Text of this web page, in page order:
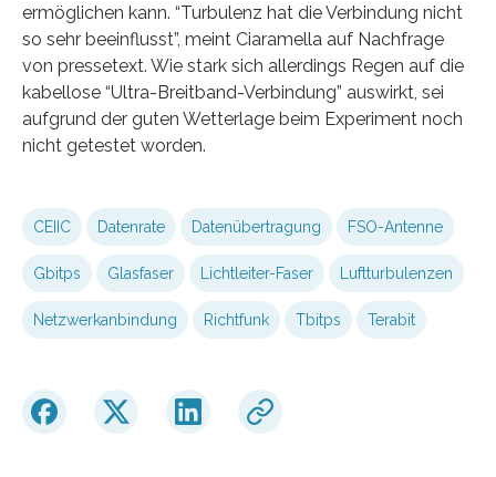
ermöglichen kann. “Turbulenz hat die Verbindung nicht
so sehr beeinflusst”, meint Ciaramella auf Nachfrage
von pressetext. Wie stark sich allerdings Regen auf die
kabellose “Ultra-Breitband-Verbindung” auswirkt, sei
aufgrund der guten Wetterlage beim Experiment noch
nicht getestet worden.
CEIIC Datenrate Datenübertragung FSO-Antenne
Gbitps Glasfaser Lichtleiter-Faser Luftturbulenzen
Netzwerkanbindung Richtfunk Tbitps Terabit